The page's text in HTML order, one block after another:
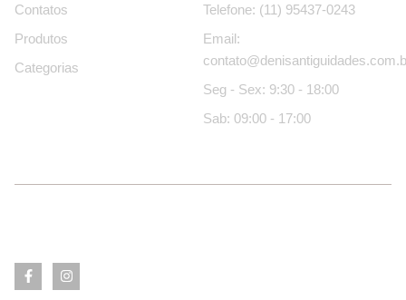
Contatos
Produtos
Categorias
Telefone: (11) 95437-0243
Email:
Seg - Sex: 9:30 - 18:00
Sab: 09:00 - 17:00